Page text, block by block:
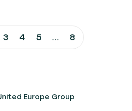
3 4 5 ... 8
Europe Group